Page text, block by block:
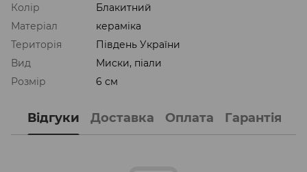
Колір
Блакитний
Матеріал
кераміка
Територія
Південь України
Вид
Миски, піали
Розмір
6 см
Відгуки Доставка Оплата Гарантія